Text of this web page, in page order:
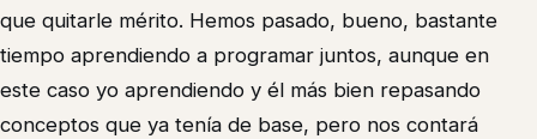
que quitarle mérito. Hemos pasado, bueno, bastante
tiempo aprendiendo a programar juntos, aunque en
este caso yo aprendiendo y él más bien repasando
conceptos que ya tenía de base, pero nos contará